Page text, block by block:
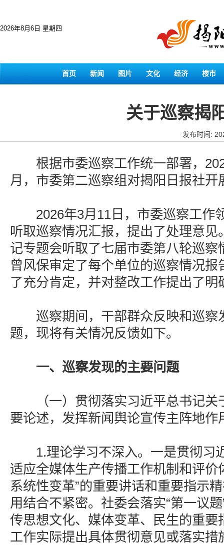
2026年8月6日 星期四
首页 新闻 图片 文化 经济 楼市
关于巡察揭
发布时间:
根据市委巡察工作统一部署，
月，市委第二巡察组对揭阳日报社开
2026年3月11日，市委巡察工作
听取巡察情况汇报，提出了处理意见
记专题会听取了七届市委第八轮巡察
曾风保审定了每个单位的巡察情况报
了充分肯定，并对整改工作提出了明
巡察期间，干部群众反映和巡察
题，现将有关情况反馈如下。
一、巡察发现的主要问题
（一）贯彻落实习近平总书记关
要论述，发挥新闻舆论宣传主阵地作
1.理论学习不深入。一是贯彻习
适应全媒体生产传播工作机制和评价
系统性变革”的重要讲话和重要指示
用结合不紧密。社委会落实“第一议
传思想文化、媒体变革、民生的重要
工作实际提出具体贯彻意见或落实措